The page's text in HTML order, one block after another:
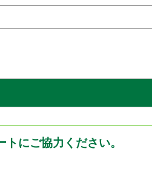
にご協力ください。